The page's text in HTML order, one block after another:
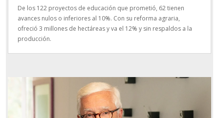
De los 122 proyectos de educación que prometió, 62 tienen
avances nulos o inferiores al 10%. Con su reforma agraria,
ofreció 3 millones de hectáreas y va el 12% y sin respaldos a la
producción.